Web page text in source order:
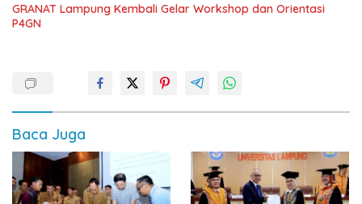
GRANAT Lampung Kembali Gelar Workshop dan Orientasi
P4GN
Baca Juga